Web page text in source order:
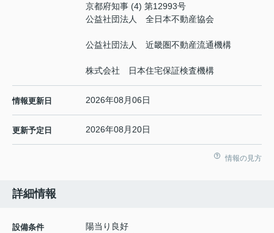
京都府知事 (4) 第12993号
公益社団法人 全日本不動産協会
公益社団法人 近畿圏不動産流通機構
株式会社 日本住宅保証検査機構
情報更新日 2026年08月06日
更新予定日 2026年08月20日
情報の見方
詳細情報
設備条件
陽当り良好